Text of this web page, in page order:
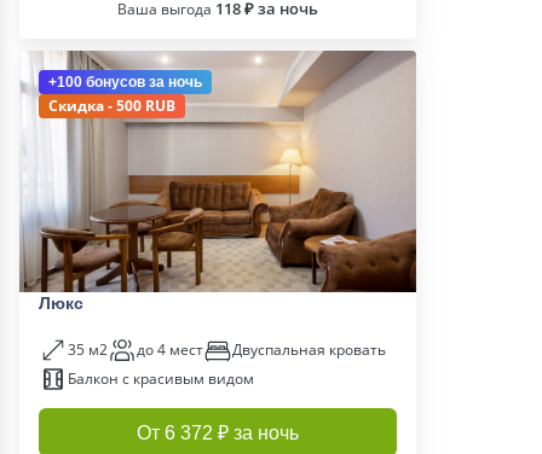
Ваша выгода 118 ₽ за ночь
+100 бонусов за ночь
Скидка - 500 RUB
Люкс
35 м2 до 4 мест
Двуспальная кровать
Балкон с красивым видом
От 6 372 ₽ за ночь